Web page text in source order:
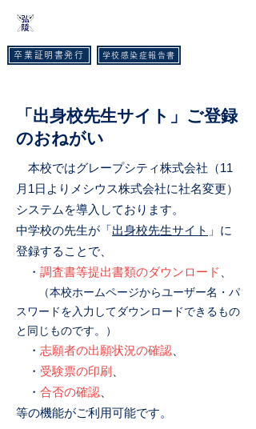
卒業証明書発行 学校感染症報告書
「出身校先生サイト」ご登録
のおねがい
本校ではグレープシティ株式会社（11
月1日よりメシウス株式会社に社名変更）
システムを導入しております。
中学校の先生が「出身校先生サイト 」に
登録することで、
・ 調査書等提出書類のダウンロード
（本校ホームページからユーザー名・パ
スワードを入力してダウンロードできるもの
と同じものです。）
・ 志願者の出願状況の確認
・ 受験票の印刷
・ 合否の確認
等の機能がご利用可能です。